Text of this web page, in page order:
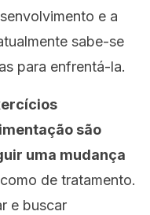
e a
sabe-se
para enfrentá-la.
são
uma mudança
de tratamento.
e buscar